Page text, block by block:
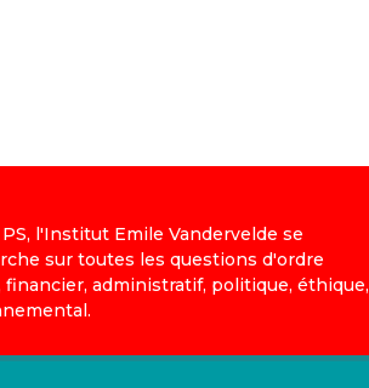
l'Institut Emile Vandervelde se
sur toutes les questions d'ordre
financier, administratif, politique, éthique,